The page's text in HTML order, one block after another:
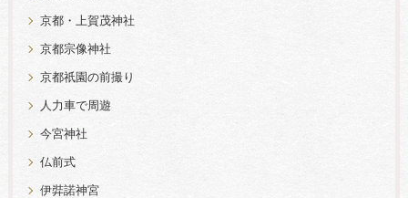
京都・上賀茂神社
京都宗像神社
京都祇園の前撮り
人力車で周遊
今宮神社
仏前式
伊弉諾神宮